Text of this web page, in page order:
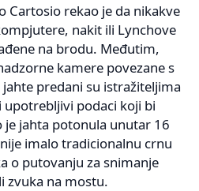
Cartosio rekao je da nikakve
nakit ili Lynchove
na brodu. Međutim,
kamere povezane s
predani su istražiteljima
podaci koji bi
jahta potonula unutar 16
imalo tradicionalnu crnu
o putovanju za snimanje
zvuka na mostu.